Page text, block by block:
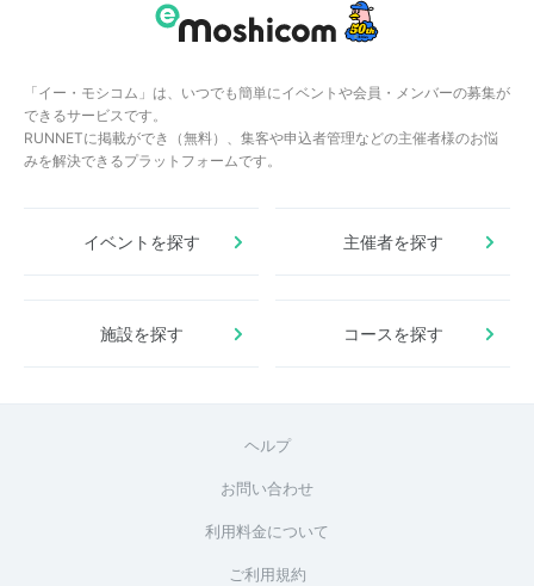
「イー・モシコム」は、いつでも簡単にイベントや会員・メンバーの募集が
できるサービスです。
RUNNETに掲載ができ（無料）、集客や申込者管理などの主催者様のお悩
みを解決できるプラットフォームです。
イベントを探す 主催者を探す
施設を探す コースを探す
ヘルプ
お問い合わせ
利用料金について
ご利用規約